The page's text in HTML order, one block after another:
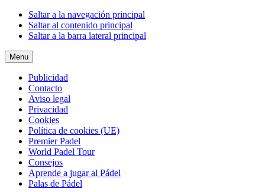
Saltar a la navegación principal
Saltar al contenido principal
Saltar a la barra lateral principal
Menu
Publicidad
Contacto
Aviso legal
Privacidad
Cookies
Política de cookies (UE)
Premier Padel
World Padel Tour
Consejos
Aprende a jugar al Pádel
Palas de Pádel